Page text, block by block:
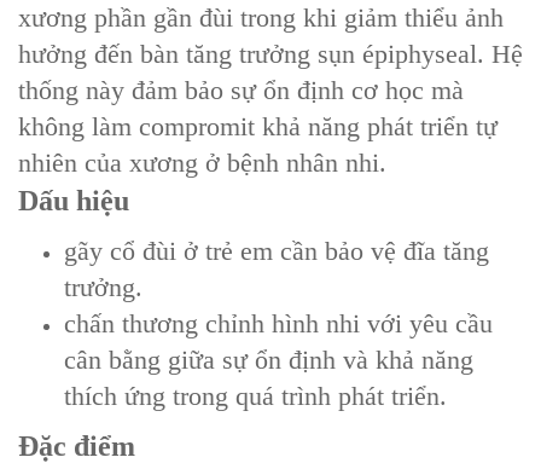
xương phần gần đùi‌ trong khi giảm thiểu ảnh
hưởng đến ‌bàn tăng trưởng sụn épiphyseal‌. Hệ
thống này đảm bảo sự ổn định cơ học mà
không làm compromit khả năng phát triển tự
nhiên của xương ở bệnh nhân nhi.
Dấu hiệu
gãy cổ đùi ở trẻ em cần bảo vệ đĩa tăng
trưởng.
chấn thương chỉnh hình nhi với yêu cầu
cân bằng giữa sự ổn định và khả năng
thích ứng trong quá trình phát triển.
Đặc điểm